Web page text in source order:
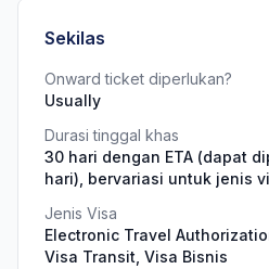
Sekilas
Onward ticket diperlukan?
Usually
Durasi tinggal khas
30 hari dengan ETA (dapat
hari), bervariasi untuk jenis
Jenis Visa
Electronic Travel
Visa Transit, Visa Bisnis